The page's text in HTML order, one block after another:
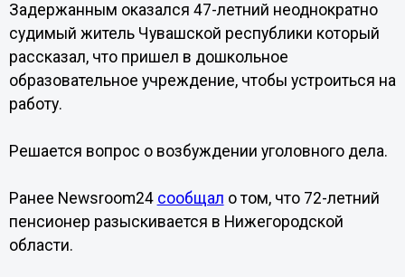
Задержанным оказался 47-летний неоднократно
судимый житель Чувашской республики который
рассказал, что пришел в дошкольное
образовательное учреждение, чтобы устроиться на
работу.
Решается вопрос о возбуждении уголовного дела.
Ранее Newsroom24 сообщал о том, что 72-летний
пенсионер разыскивается в Нижегородской
области.